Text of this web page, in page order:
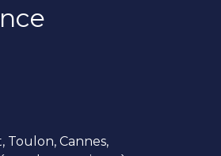
Toulon, Cannes,